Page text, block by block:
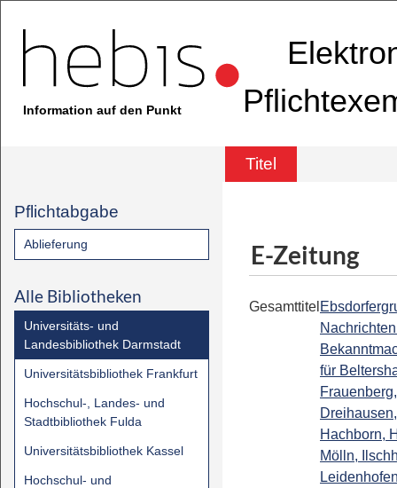
Information auf den Punkt
Titel
Pflichtabgabe
Ablieferung
Alle Bibliotheken
Universitäts- und
Landesbibliothek Darmstadt
Universitätsbibliothek Frankfurt
Hochschul-, Landes- und
Stadtbibliothek Fulda
Universitätsbibliothek Kassel
Hochschul- und
E-Zeitung
Gesamttitel
für
Frauenberg,
Hachborn,
Mölln,